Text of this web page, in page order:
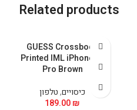
Related products
GUESS Crossbody
Printed IML iPhone 15
Pro Brown
כיסויים,טלפון
189.00₪